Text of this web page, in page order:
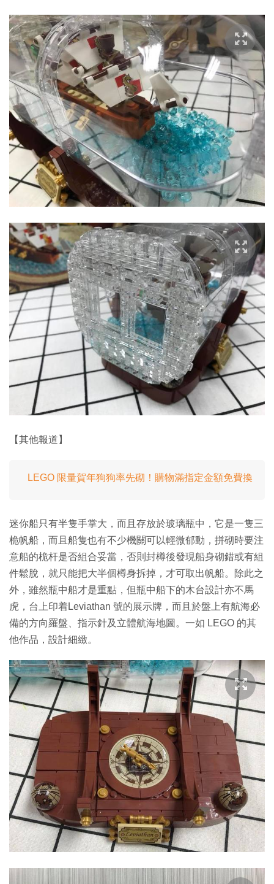
【其他報道】
LEGO 限量賀年狗狗率先砌！購物滿指定金額免費換
迷你船只有半隻手掌大，而且存放於玻璃瓶中，它是一隻三
桅帆船，而且船隻也有不少機關可以輕微郁動，拼砌時要注
意船的桅杆是否組合妥當，否則封樽後發現船身砌錯或有組
件鬆脫，就只能把大半個樽身拆掉，才可取出帆船。除此之
外，雖然瓶中船才是重點，但瓶中船下的木台設計亦不馬
虎，台上印着Leviathan 號的展示牌，而且於盤上有航海必
備的方向羅盤、指示針及立體航海地圖。一如 LEGO 的其
他作品，設計細緻。